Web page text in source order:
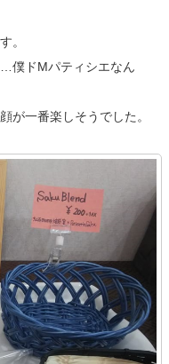
。
僕ドMパティシエなん
が一番楽しそうでした。